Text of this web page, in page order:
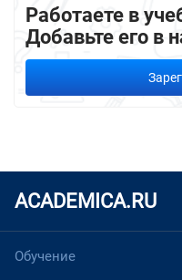
Работаете в
Добавьте его в
ACADEMICA.RU
Обучение